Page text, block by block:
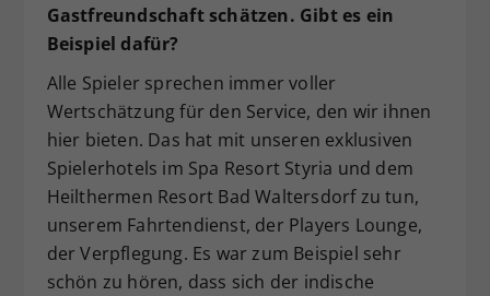
Gastfreundschaft schätzen. Gibt es ein
Beispiel dafür?
Alle Spieler sprechen immer voller
Wertschätzung für den Service, den wir ihnen
hier bieten. Das hat mit unseren exklusiven
Spielerhotels im Spa Resort Styria und dem
Heilthermen Resort Bad Waltersdorf zu tun,
unserem Fahrtendienst, der Players Lounge,
der Verpflegung. Es war zum Beispiel sehr
schön zu hören, dass sich der indische